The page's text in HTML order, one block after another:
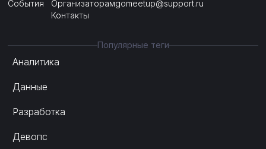
События
Организаторам
Контакты
gomeetup@support.ru
Популярные теги
Аналитика
Данные
Разработка
Девопс